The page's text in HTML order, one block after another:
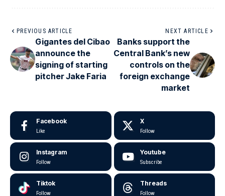
PREVIOUS ARTICLE
Gigantes del Cibao
announce the
signing of starting
pitcher Jake Faria
NEXT ARTICLE
Banks support the
Central Bank’s new
controls on the
foreign exchange
market
Facebook
Like
X
Follow
Instagram
Follow
Youtube
Subscribe
Tiktok
Follow
Threads
Follow